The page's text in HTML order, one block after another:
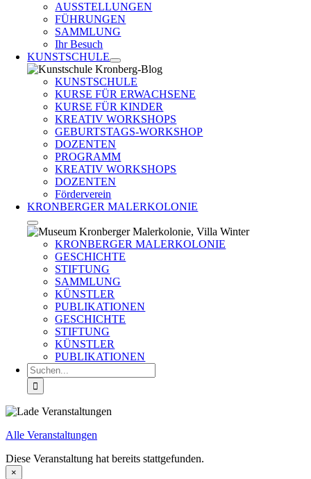
AUSSTELLUNGEN
FÜHRUNGEN
SAMMLUNG
Ihr Besuch
KUNSTSCHULE
KUNSTSCHULE
KURSE FÜR ERWACHSENE
KURSE FÜR KINDER
KREATIV WORKSHOPS
GEBURTSTAGS-WORKSHOP
DOZENTEN
PROGRAMM
KREATIV WORKSHOPS
DOZENTEN
Förderverein
KRONBERGER MALERKOLONIE
KRONBERGER MALERKOLONIE
GESCHICHTE
STIFTUNG
SAMMLUNG
KÜNSTLER
PUBLIKATIONEN
GESCHICHTE
STIFTUNG
KÜNSTLER
PUBLIKATIONEN
Suche
nach:
Alle Veranstaltungen
Diese Veranstaltung hat bereits stattgefunden.
×